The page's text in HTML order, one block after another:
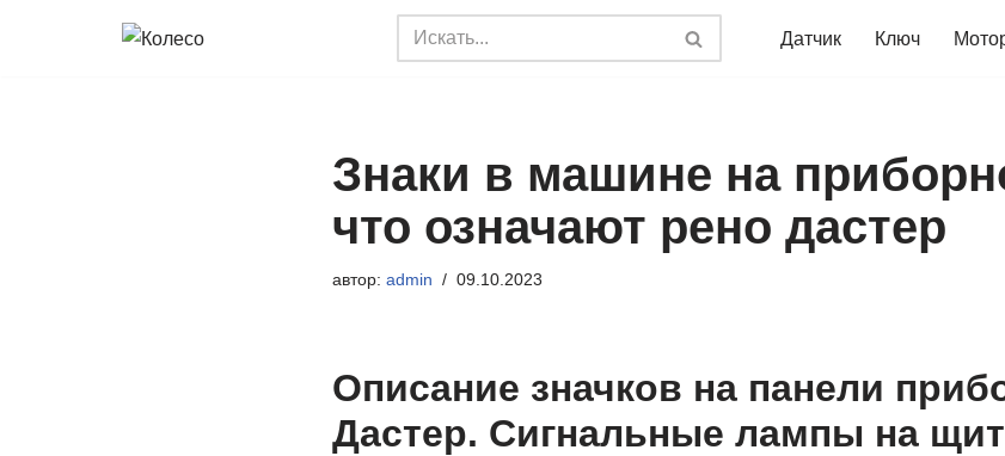
Датчик Ключ
Знаки в машине на
что означают рено дастер
автор: admin 09.10.2023
Описание значков на панели
Дастер. Сигнальные лампы на